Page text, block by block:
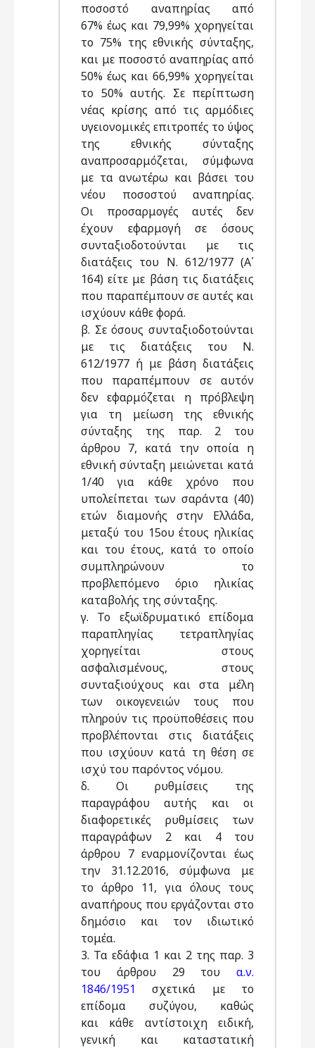
ποσοστό αναπηρίας από
67% έως και 79,99% χορηγείται
το 75% της εθνικής σύνταξης,
και με ποσοστό αναπηρίας από
50% έως και 66,99% χορηγείται
το 50% αυτής. Σε περίπτωση
νέας κρίσης από τις αρμόδιες
υγειονομικές επιτροπές το ύψος
της εθνικής σύνταξης
αναπροσαρμόζεται, σύμφωνα
με τα ανωτέρω και βάσει του
νέου ποσοστού αναπηρίας.
Οι προσαρμογές αυτές δεν
έχουν εφαρμογή σε όσους
συνταξιοδοτούνται με τις
διατάξεις του Ν. 612/1977 (Α΄
164) είτε με βάση τις διατάξεις
που παραπέμπουν σε αυτές και
ισχύουν κάθε φορά.
β. Σε όσους συνταξιοδοτούνται
με τις διατάξεις του Ν.
612/1977 ή με βάση διατάξεις
που παραπέμπουν σε αυτόν
δεν εφαρμόζεται η πρόβλεψη
για τη μείωση της εθνικής
σύνταξης της παρ. 2 του
άρθρου 7, κατά την οποία η
εθνική σύνταξη μειώνεται κατά
1/40 για κάθε χρόνο που
υπολείπεται των σαράντα (40)
ετών διαμονής στην Ελλάδα,
μεταξύ του 15ου έτους ηλικίας
και του έτους, κατά το οποίο
συμπληρώνουν το
προβλεπόμενο όριο ηλικίας
καταβολής της σύνταξης.
γ. Το εξωϊδρυματικό επίδομα
παραπληγίας τετραπληγίας
χορηγείται στους
ασφαλισμένους, στους
συνταξιούχους και στα μέλη
των οικογενειών τους που
πληρούν τις προϋποθέσεις που
προβλέπονται στις διατάξεις
που ισχύουν κατά τη θέση σε
ισχύ του παρόντος νόμου.
δ. Οι ρυθμίσεις της
παραγράφου αυτής και οι
διαφορετικές ρυθμίσεις των
παραγράφων 2 και 4 του
άρθρου 7 εναρμονίζονται έως
την 31.12.2016, σύμφωνα με
το άρθρο 11, για όλους τους
αναπήρους που εργάζονται στο
δημόσιο και τον ιδιωτικό
τομέα.
3. Τα εδάφια 1 και 2 της παρ. 3
του άρθρου 29 του α.ν.
1846/1951 σχετικά με το
επίδομα συζύγου, καθώς
και κάθε αντίστοιχη ειδική,
γενική και καταστατική